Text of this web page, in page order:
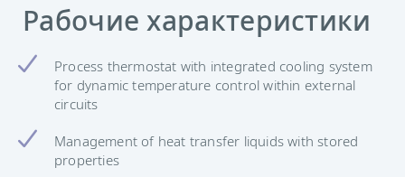
Рабочие характеристики
Process thermostat with integrated cooling system
for dynamic temperature control within external
circuits
Management of heat transfer liquids with stored
properties